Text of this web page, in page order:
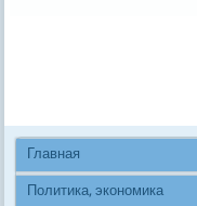
Главная
Политика, экономика